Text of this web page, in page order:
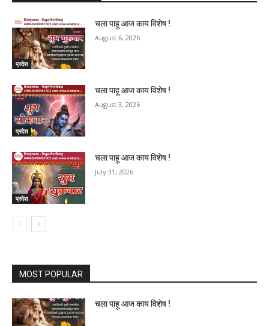
प्रदेश
चला पाहू आज काय विशेष !
August 6, 2026
प्रदेश
चला पाहू आज काय विशेष !
August 3, 2026
प्रदेश
चला पाहू आज काय विशेष !
July 31, 2026
MOST POPULAR
चला पाहू आज काय विशेष !